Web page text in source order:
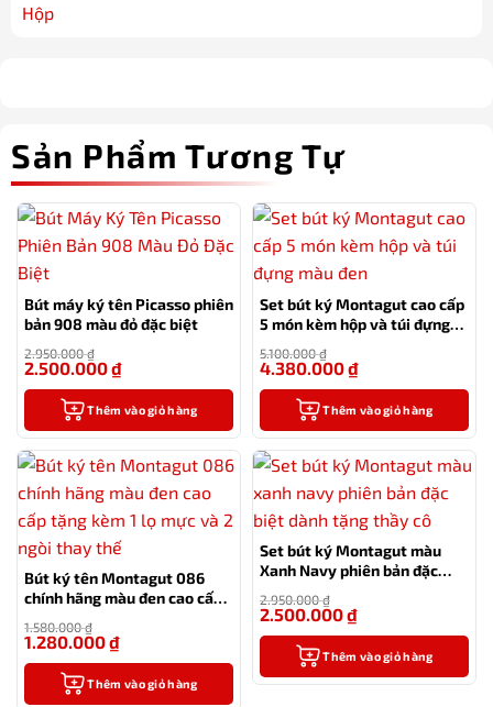
Sản Phẩm Tương Tự
Bút máy ký tên Picasso phiên
bản 908 màu đỏ đặc biệt
2.950.000₫
2.500.000₫
Thêm vào giỏ hàng
Set bút ký Montagut cao cấp
5 món kèm hộp và túi đựng
5.100.000₫
4.380.000₫
Thêm vào giỏ hàng
Bút ký tên Montagut 086
chính hãng màu đen cao cấp
thay thế
1.580.000₫
1.280.000₫
Thêm vào giỏ hàng
Set bút ký Montagut màu
Xanh Navy phiên bản đặc
2.950.000₫
2.500.000₫
Thêm vào giỏ hàng